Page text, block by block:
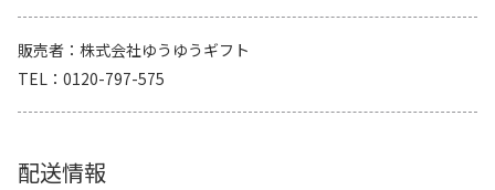
販売者
株式会社ゆうゆうギフト
TEL
0120-797-575
配送情報